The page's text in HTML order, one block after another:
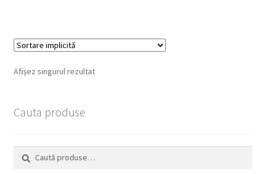
Afișez singurul rezultat
Cauta produse
Caută
după:
Caută